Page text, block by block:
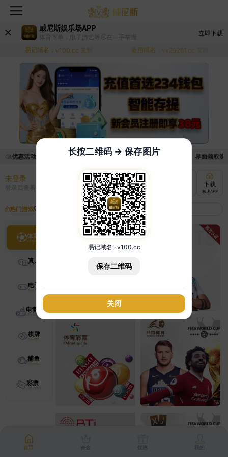
威尼斯娱乐场APP
体育下单，电子游艺等尽在一手掌握
立即下载
易记域名： v100.cc 复制 备用域名： vv20261.cc 复制
取优惠活动的手续麻烦，已新增优惠系统，现在可以前往【福利中心】界面领取
未登录
登录后查看 充值
快速到账
下载
极速APP
热门游戏
体育
真人
电子
电竞
棋牌
捕鱼
彩票
首页 资金 优惠 我的
长按二维码 → 保存图片
易记域名 · v100.cc
保存二维码
关闭